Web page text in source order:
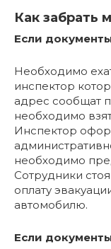
Как забрать
Если
Необходимо
инспектор
адрес сообщат
необходимо
Инспектор
необходимо
Сотрудники
оплату
автомобилю.
Если